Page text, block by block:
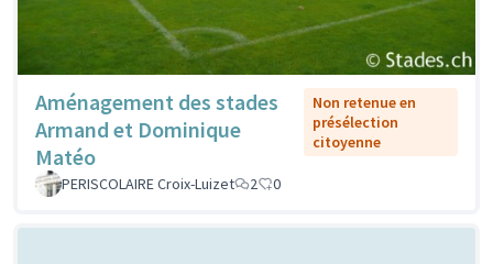
Aménagement des stades
Armand et Dominique
Matéo
Non retenue en
présélection
citoyenne
PERISCOLAIRE Croix-Luizet 2 0